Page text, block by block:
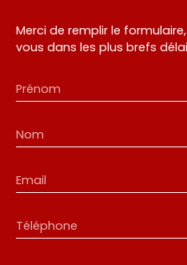
Merci de remplir le
vous dans les plus brefs
Prénom
Nom
Email
Téléphone